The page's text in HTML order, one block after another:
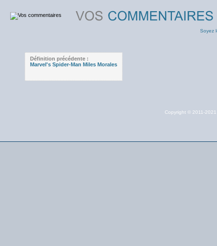
Soyez
Définition précédente :
Marvel's Spider-Man Miles Morales
Copyright © 2011-